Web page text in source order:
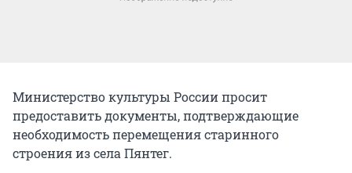
Министерство культуры России просит
предоставить документы, подтверждающие
необходимость перемещения старинного
строения из села Пянтег.